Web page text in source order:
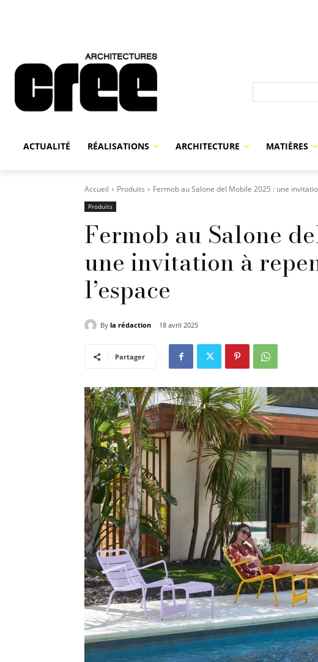
ACTUALITÉ RÉALISATIONS ARCHITECTURE MATIÈRES
Accueil Produits Fermob au Salone del Mobile 2025 : une
Produits
Fermob au Salone
une invitation à
l’espace
By la rédaction 18 avril 2025
Partager